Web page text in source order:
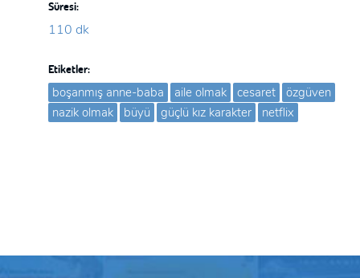
Süresi:
110 dk
Etiketler:
boşanmış anne-baba aile olmak cesaret
özgüven
nazik olmak
büyü güçlü kız karakter netflix